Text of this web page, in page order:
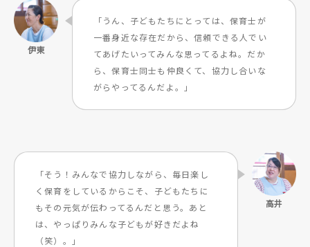
「うん、子どもたちにとっては、保育士が
一番身近な存在だから、信頼できる人でい
てあげたいってみんな思ってるよね。だか
ら、保育士同士も仲良くて、協力し合いな
がらやってるんだよ。」
「そう！みんなで協力しながら、毎日楽し
く保育をしているからこそ、子どもたちに
もその元気が伝わってるんだと思う。あと
は、やっぱりみんな子どもが好きだよね
（笑）。」